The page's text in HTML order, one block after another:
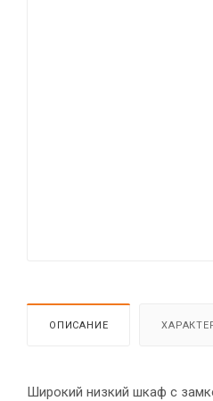
ОПИСАНИЕ
Широкий низкий шкаф с